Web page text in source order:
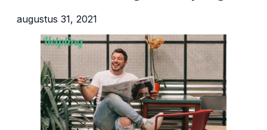
augustus 31, 2021